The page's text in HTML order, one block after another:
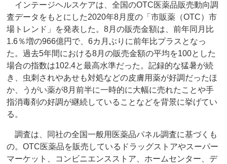
インテージヘルスケアは、全国のOTC医薬品販売動向調
査データをもとにした2020年8月度の「市販薬（OTC）市
場トレンド」を発表した。8月の販売金額は、前年同月比
1.6％増の966億円で、6カ月ぶりに前年比プラスとなっ
た。過去5年間における8月の販売金額の平均を100とした
場合の指数は102.4と最高水準だった。記録的な猛暑が続
き、虫刺されやあせも対処などの皮膚用薬が好調だったほ
か、うがい薬が8月前半に一時的に大幅に売れたことや手
指消毒剤の好調が継続していることなどを背景に挙げてい
る。
調査は、同社の全国一般用医薬品パネル調査に基づくも
の。OTC医薬品を販売しているドラッグストアやスーパー
マーケット、コンビニエンスストア、ホームセンター、デ